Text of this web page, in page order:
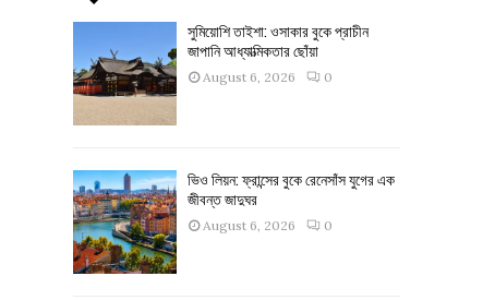
সুমিয়োশি তাইশা: ওসাকার বুকে প্রাচীন
জাপানি আধ্যাত্মিকতার ছোঁয়া
August 6, 2026 0
ভিও লিয়ন: ফ্রান্সের বুকে রেনেসাঁস যুগের এক
জীবন্ত জাদুঘর
August 6, 2026 0